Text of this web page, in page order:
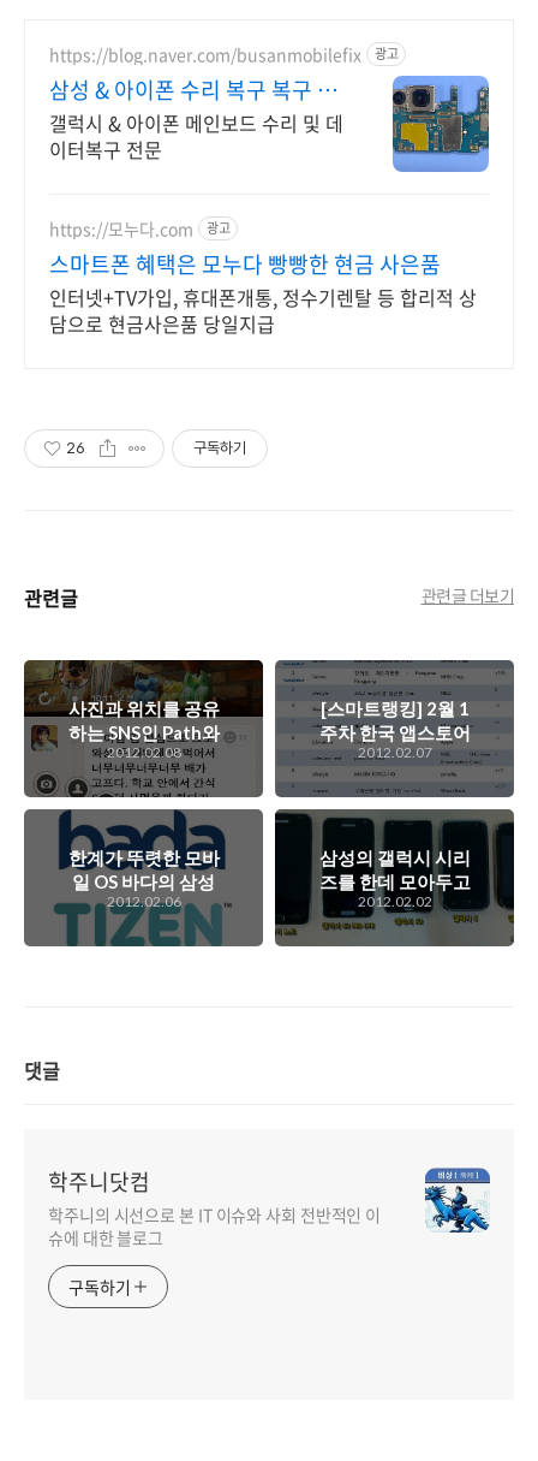
https://blog.naver.com/busanmobilefix 광고
삼성 & 아이폰 수리 복구 복구 실
패시 비용 안받습니다
갤럭시 & 아이폰 메인보드 수리 및 데
이터복구 전문
https://모누다.com 광고
스마트폰 혜택은 모누다 빵빵한 현금 사은품
인터넷+TV가입, 휴대폰개통, 정수기렌탈 등 합리적 상
담으로 현금사은품 당일지급
26 구독하기
관련글 관련글 더보기
사진과 위치를 공유
하는 SNS인 Path와
Juspot. 장단점과
함께 Juspot에 바라
는 점이 있다면?
2012.02.08
[스마트랭킹] 2월 1
주차 한국 앱스토어
인기 앱은 무엇?
2012.02.07
한계가 뚜렷한 모바
일 OS 바다의 삼성
과 모바일 플랫폼 사
업에서 계속 실패한
인텔이 타이젠을 통
2012.02.06
삼성의 갤럭시 시리
즈를 한데 모아두고
보니 삼성의 스마트
폰 역사가 대충 보이
는 듯 싶은데..
2012.02.02
댓글
학주니닷컴
학주니의 시선으로 본 IT 이슈와 사회 전반적인 이
슈에 대한 블로그
구독하기